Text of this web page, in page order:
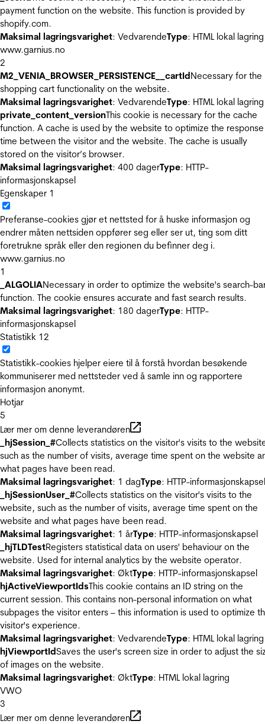
payment function on the website. This function is provided by
shopify.com.
Maksimal lagringsvarighet: VedvarendeType: HTML lokal lagring
www.garnius.no
2
M2_VENIA_BROWSER_PERSISTENCE__cartIdNecessary for the
shopping cart functionality on the website.
Maksimal lagringsvarighet: VedvarendeType: HTML lokal lagring
private_content_versionThis cookie is necessary for the cache
function. A cache is used by the website to optimize the response
time between the visitor and the website. The cache is usually
stored on the visitor’s browser.
Maksimal lagringsvarighet: 400 dagerType: HTTP-
informasjonskapsel
Egenskaper 1
Preferanse-cookies gjør et nettsted for å huske informasjon og
endrer måten nettsiden oppfører seg eller ser ut, ting som ditt
foretrukne språk eller den regionen du befinner deg i.
www.garnius.no
1
_ALGOLIANecessary in order to optimize the website's search-
function. The cookie ensures accurate and fast search results.
Maksimal lagringsvarighet: 180 dagerType: HTTP-
informasjonskapsel
Statistikk 12
Statistikk-cookies hjelper eiere til å forstå hvordan besøkende
kommuniserer med nettsteder ved å samle inn og rapportere
informasjon anonymt.
Hotjar
5
Lær mer om denne leverandøren
_hjSession_#Collects statistics on the visitor's visits to the
such as the number of visits, average time spent on the website
what pages have been read.
Maksimal lagringsvarighet: 1 dagType: HTTP-informasjonskapsel
_hjSessionUser_#Collects statistics on the visitor's visits to the
website, such as the number of visits, average time spent on the
website and what pages have been read.
Maksimal lagringsvarighet: 1 årType: HTTP-informasjonskapsel
_hjTLDTestRegisters statistical data on users' behaviour on the
website. Used for internal analytics by the website operator.
Maksimal lagringsvarighet: ØktType: HTTP-informasjonskapsel
hjActiveViewportIdsThis cookie contains an ID string on the
current session. This contains non-personal information on what
subpages the visitor enters – this information is used to optimize
visitor's experience.
Maksimal lagringsvarighet: VedvarendeType: HTML lokal lagring
hjViewportIdSaves the user's screen size in order to adjust the
of images on the website.
Maksimal lagringsvarighet: ØktType: HTML lokal lagring
VWO
3
Lær mer om denne leverandøren